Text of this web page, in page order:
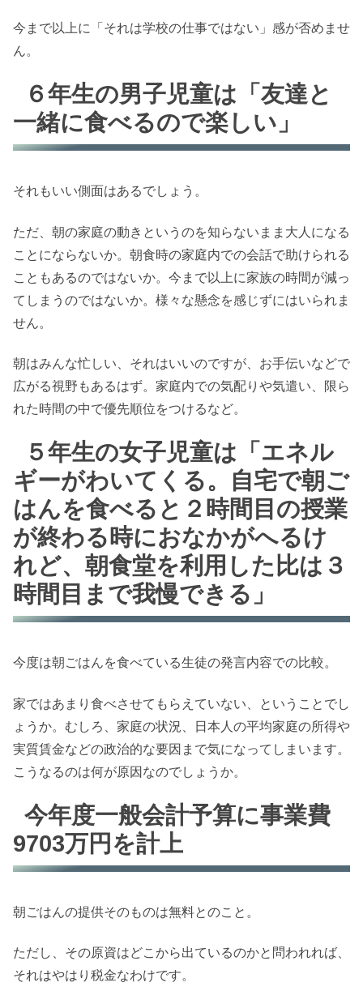
今まで以上に「それは学校の仕事ではない」感が否めませ
ん。
６年生の男子児童は「友達と
一緒に食べるので楽しい」
それもいい側面はあるでしょう。
ただ、朝の家庭の動きというのを知らないまま大人になる
ことにならないか。朝食時の家庭内での会話で助けられる
こともあるのではないか。今まで以上に家族の時間が減っ
てしまうのではないか。様々な懸念を感じずにはいられま
せん。
朝はみんな忙しい、それはいいのですが、お手伝いなどで
広がる視野もあるはず。家庭内での気配りや気遣い、限ら
れた時間の中で優先順位をつけるなど。
５年生の女子児童は「エネル
ギーがわいてくる。自宅で朝ご
はんを食べると２時間目の授業
が終わる時におなかがへるけ
れど、朝食堂を利用した比は３
時間目まで我慢できる」
今度は朝ごはんを食べている生徒の発言内容での比較。
家ではあまり食べさせてもらえていない、ということでし
ょうか。むしろ、家庭の状況、日本人の平均家庭の所得や
実質賃金などの政治的な要因まで気になってしまいます。
こうなるのは何が原因なのでしょうか。
今年度一般会計予算に事業費
9703万円を計上
朝ごはんの提供そのものは無料とのこと。
ただし、その原資はどこから出ているのかと問われれば、
それはやはり税金なわけです。